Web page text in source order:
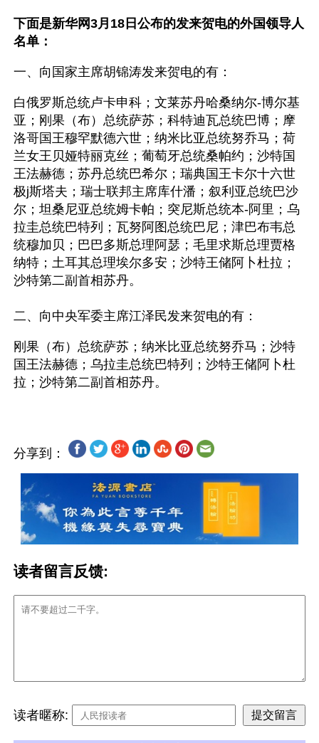
下面是新华网3月18日公布的发来贺电的外国领导人
名单：
一、向国家主席胡锦涛发来贺电的有：
白俄罗斯总统卢卡申科；文莱苏丹哈桑纳尔-博尔基
亚；刚果（布）总统萨苏；科特迪瓦总统巴博；摩
洛哥国王穆罕默德六世；纳米比亚总统努乔马；荷
兰女王贝娅特丽克丝；葡萄牙总统桑帕约；沙特国
王法赫德；苏丹总统巴希尔；瑞典国王卡尔十六世
极j斯塔夫；瑞士联邦主席库什潘；叙利亚总统巴沙
尔；坦桑尼亚总统姆卡帕；突尼斯总统本-阿里；乌
拉圭总统巴特列；瓦努阿图总统巴尼；津巴布韦总
统穆加贝；巴巴多斯总理阿瑟；毛里求斯总理贾格
纳特；土耳其总理埃尔多安；沙特王储阿卜杜拉；
沙特第二副首相苏丹。
二、向中央军委主席江泽民发来贺电的有：
刚果（布）总统萨苏；纳米比亚总统努乔马；沙特
国王法赫德；乌拉圭总统巴特列；沙特王储阿卜杜
分享到：
读者留言反馈:
读者暱称: